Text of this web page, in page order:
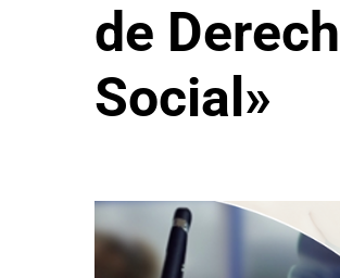
de
Social»